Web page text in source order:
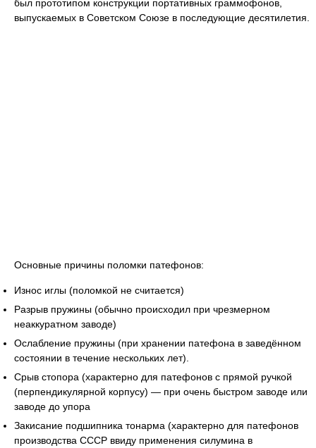
был прототипом конструкции портативных граммофонов,
выпускаемых в Советском Союзе в последующие десятилетия.
Основные причины поломки патефонов:
Износ иглы (поломкой не считается)
Разрыв пружины (обычно происходил при чрезмерном
неаккуратном заводе)
Ослабление пружины (при хранении патефона в заведённом
состоянии в течение нескольких лет).
Срыв стопора (характерно для патефонов с прямой ручкой
(перпендикулярной корпусу) — при очень быстром заводе или
заводе до упора
Закисание подшипника тонарма (характерно для патефонов
производства СССР ввиду применения силумина в